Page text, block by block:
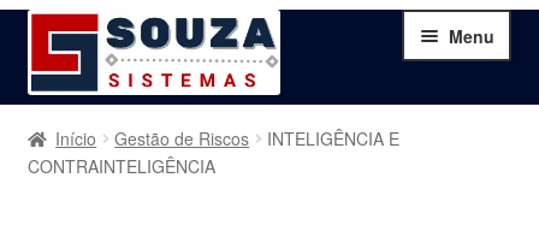
Pular
para
navegação
Pular
para
o
conteúdo
Menu
Home
Início Gestão de Riscos
INTELIGÊNCIA E
CONTRAINTELIGÊNCIA